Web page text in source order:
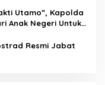
Utamo”, Kapolda
Anak Negeri Untuk
Resmi Jabat